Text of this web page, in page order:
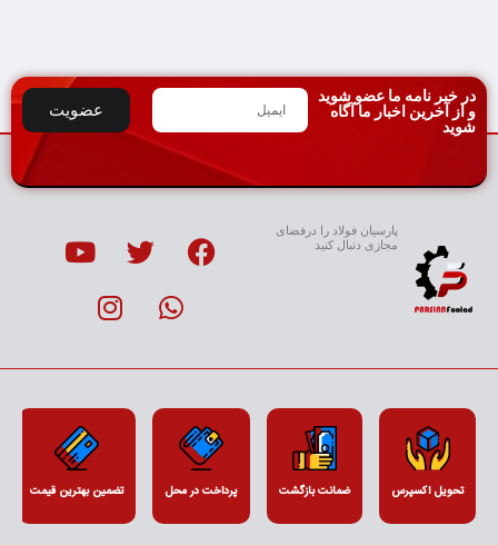
عضویت
در خبر نامه ما عضو شوید
و از آخرین اخبار ما آگاه
شوید
پارسیان فولاد را درفضای
مجازی دنبال کنید
تحویل اکسپرس ضمانت بازگشت پرداخت در محل تضمین بهترین قیمت